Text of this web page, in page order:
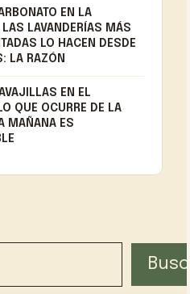
EN LA
LAS LAVANDERÍAS MÁS
LO HACEN DESDE
LA RAZÓN
EN EL
QUE OCURRE DE LA
MAÑANA ES